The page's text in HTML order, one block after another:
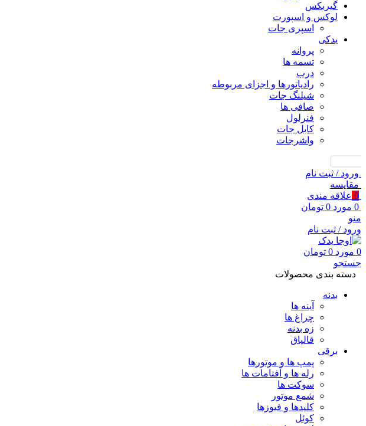
گیربکس
لوکس و اسپورت
اسپری جات
یدکی
پروانه
تسمه ها
درب
رادیاتورها و اجزای مربوطه
شیلنگ جات
صافی ها
فنرلول
کابل جات
واشرجات
ورود / ثبت نام
مقايسه
0 علاقه مندی
0 مورد 0 تومان
منو
ورود / ثبت نام
0 مورد 0 تومان
جستجو
دسته بندی محصولات
بدنه
آینه ها
چراغ ها
زه بدنه
قالپاق
برقی
پمپ ها و موتورها
رله ها و آفتامات ها
سوکت ها
شمع موتور
کلیدها و فیوزها
کوئل